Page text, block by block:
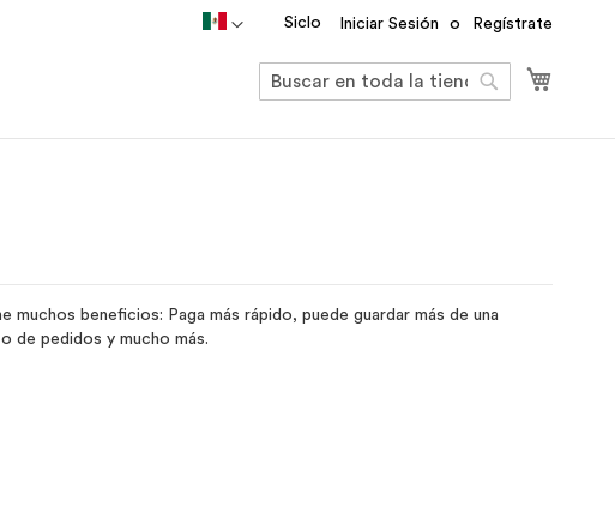
Siclo Iniciar Sesión Regístrate
País
Buscar
muchos beneficios: Paga más rápido, puede guardar más de una
de pedidos y mucho más.